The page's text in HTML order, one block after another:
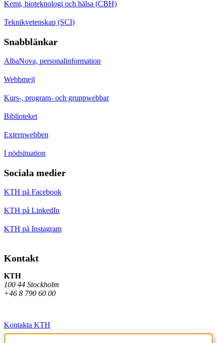
Kemi, bioteknologi och hälsa (CBH)
Teknikvetenskap (SCI)
Snabblänkar
AlbaNova, personalinformation
Webbmejl
Kurs-, program- och gruppwebbar
Biblioteket
Externwebben
I nödsituation
Sociala medier
KTH på Facebook
KTH på LinkedIn
KTH på Instagram
Kontakt
KTH
100 44 Stockholm
+46 8 790 60 00
Kontakta KTH